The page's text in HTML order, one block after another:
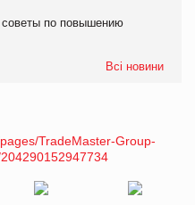
по повышению
Всі новини